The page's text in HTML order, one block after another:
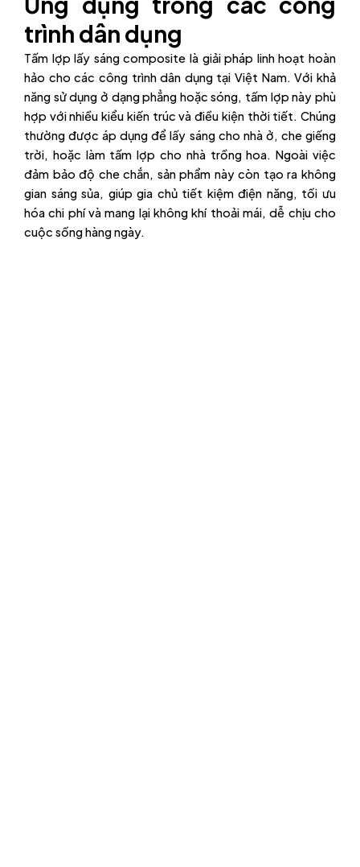
trình dân dụng
Tấm lợp lấy sáng composite là giải pháp linh hoạt hoàn
hảo cho các công trình dân dụng tại Việt Nam. Với khả
năng sử dụng ở dạng phẳng hoặc sóng, tấm lợp này phù
hợp với nhiều kiểu kiến trúc và điều kiện thời tiết. Chúng
thường được áp dụng để lấy sáng cho nhà ở, che giếng
trời, hoặc làm tấm lợp cho nhà trồng hoa. Ngoài việc
đảm bảo độ che chắn, sản phẩm này còn tạo ra không
gian sáng sủa, giúp gia chủ tiết kiệm điện năng, tối ưu
hóa chi phí và mang lại không khí thoải mái, dễ chịu cho
cuộc sống hàng ngày.